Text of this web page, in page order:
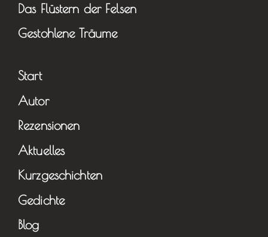
Das Flüstern der Felsen
Gestohlene Träume
Start
Autor
Rezensionen
Aktuelles
Kurzgeschichten
Gedichte
Blog